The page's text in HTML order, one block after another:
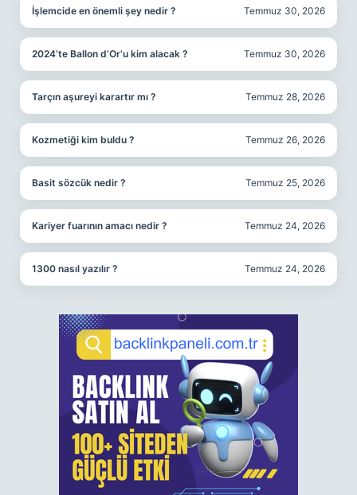
İşlemcide en önemli şey nedir ? Temmuz 30, 2026
2024’te Ballon d’Or’u kim alacak ? Temmuz 30, 2026
Tarçın aşureyi karartır mı ? Temmuz 28, 2026
Kozmetiği kim buldu ? Temmuz 26, 2026
Basit sözcük nedir ? Temmuz 25, 2026
Kariyer fuarının amacı nedir ? Temmuz 24, 2026
1300 nasıl yazılır ? Temmuz 24, 2026